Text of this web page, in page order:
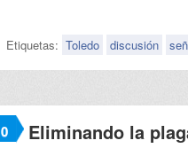
Etiquetas: Toledo discusión
0 Eliminando la